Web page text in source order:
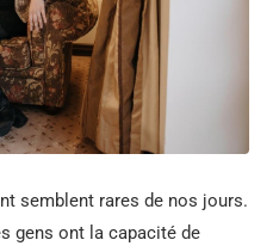
semblent rares de nos jours.
gens ont la capacité de